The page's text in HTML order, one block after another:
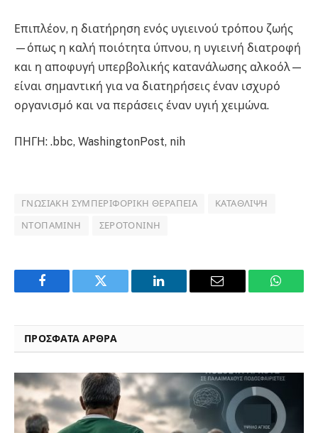
Επιπλέον, η διατήρηση ενός υγιεινού τρόπου ζωής
—όπως η καλή ποιότητα ύπνου, η υγιεινή διατροφή
και η αποφυγή υπερβολικής κατανάλωσης αλκοόλ—
είναι σημαντική για να διατηρήσεις έναν ισχυρό
οργανισμό και να περάσεις έναν υγιή χειμώνα.
ΠΗΓΗ: .bbc, WashingtonPost, nih
ΓΝΩΣΙΑΚΉ ΣΥΜΠΕΡΙΦΟΡΙΚΉ ΘΕΡΑΠΕΊΑ ΚΑΤΆΘΛΙΨΗ
ΝΤΟΠΑΜΊΝΗ ΣΕΡΟΤΟΝΊΝΗ
Facebook Twitter LinkedIn Email
ΠΡΟΣΦΑΤΑ ΑΡΘΡΑ